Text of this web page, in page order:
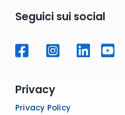
Seguici sui social
Privacy
Privacy Policy